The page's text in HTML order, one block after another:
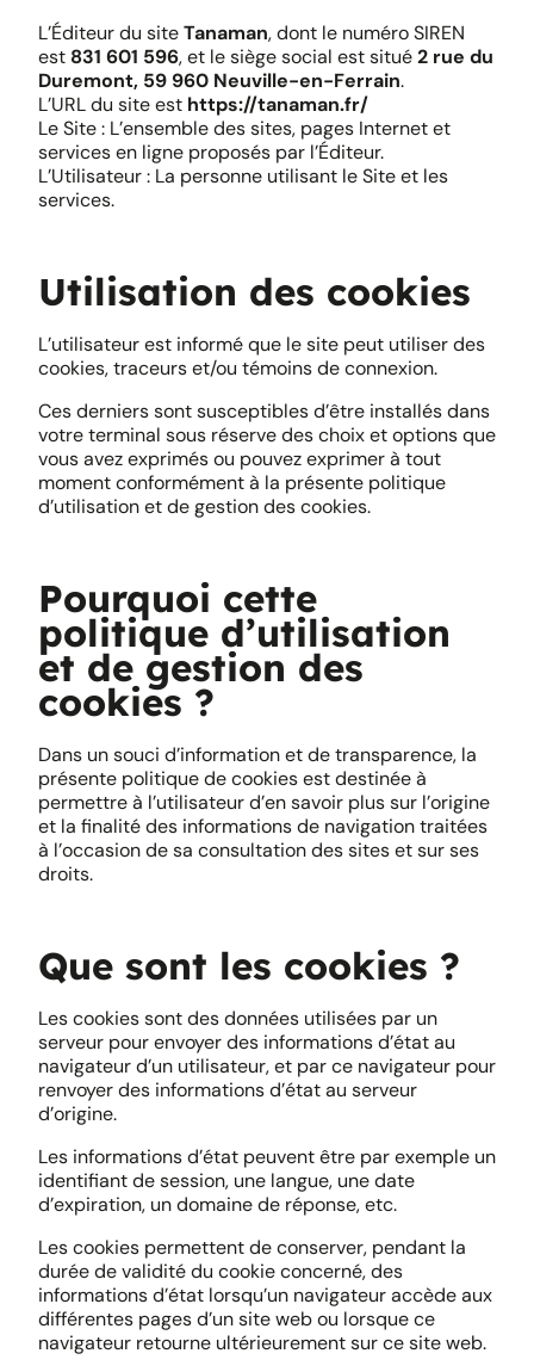
L’Éditeur du siteTanaman, dont le numéro SIREN
est 831 601 596, et le siège social est situé2 rue du
Duremont, 59 960 Neuville-en-Ferrain.
L’URL du site est https://tanaman.fr/
Le Site : L’ensemble des sites, pages Internet et
services en ligne proposés par l’Éditeur.
L’Utilisateur : La personne utilisant le Site et les
services.
Utilisation des cookies
L’utilisateur est informé que le site peut utiliser des
cookies, traceurs et/ou témoins de connexion.
Ces derniers sont susceptibles d’être installés dans
votre terminal sous réserve des choix et options que
vous avez exprimés ou pouvez exprimer à tout
moment conformément à la présente politique
d’utilisation et de gestion des cookies.
Pourquoi cette
politique d’utilisation
et de gestion des
cookies ?
Dans un souci d’information et de transparence, la
présente politique de cookies est destinée à
permettre à l’utilisateur d’en savoir plus sur l’origine
et la finalité des informations de navigation traitées
à l’occasion de sa consultation des sites et sur ses
droits.
Que sont les cookies ?
Les cookies sont des données utilisées par un
serveur pour envoyer des informations d’état au
navigateur d’un utilisateur, et par ce navigateur pour
renvoyer des informations d’état au serveur
d’origine.
Les informations d’état peuvent être par exemple un
identifiant de session, une langue, une date
d’expiration, un domaine de réponse, etc.
Les cookies permettent de conserver, pendant la
durée de validité du cookie concerné, des
informations d’état lorsqu’un navigateur accède aux
différentes pages d’un site web ou lorsque ce
navigateur retourne ultérieurement sur ce site web.